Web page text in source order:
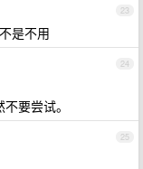
23
是不用
24
要尝试。
25